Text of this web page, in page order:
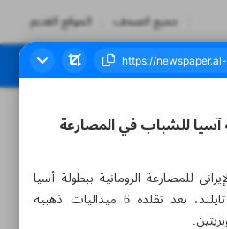
جميع الصحف الموقع القديم
- ٢٣ يوليو ٢٠٢٤
آسيا للشباب في المصارعة
للمصارعة الرومانية ببطولة أسيا
للشباب التي أقيمت في تايلند، بعد تقلده 6 ميداليات ذهبية